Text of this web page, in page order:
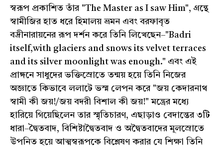
স্বরূপ প্রকাশিত তাঁর "The Master as I saw Him", গ্রন্থে
স্বামীজির হাত ধরে হিমালয় ভ্রমন এবং বরফাবৃত
বদ্রীনারায়নের রূপ দর্শন করে তিনি লিখেছেন–"Badri
itself,with glaciers and snows its velvet terraces
and its silver moonlight was enough." এবং এই
প্রাঙ্গনে সাধুদের ভক্তিস্রোতে তন্ময় হয়ে তিনি নিজের
অজ্ঞাতে কিভাবে ললাটে ভস্ম লেপন করে "জয় কেদারনাথ
স্বামী কী জয়!/জয় বদরী বিশাল কী জয়!" মন্ত্রের মধ্যে
হারিয়ে গিয়েছিলেন তার স্মৃতিচারণ, এছাড়াও বেদান্তের ৩টি
ধারা–দ্বৈতবাদ, বিশিষ্টাদ্বৈতবাদ ও অদ্বৈতবাদের মূলস্রোতে
উপনিত হয়ে আত্মস্বরূপকে বিশ্লেষণ করার যে শিক্ষা তিনি